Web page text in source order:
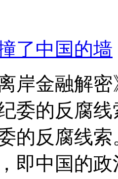
了中国的墙
岸金融解
委的反腐
的反腐线
即中国的